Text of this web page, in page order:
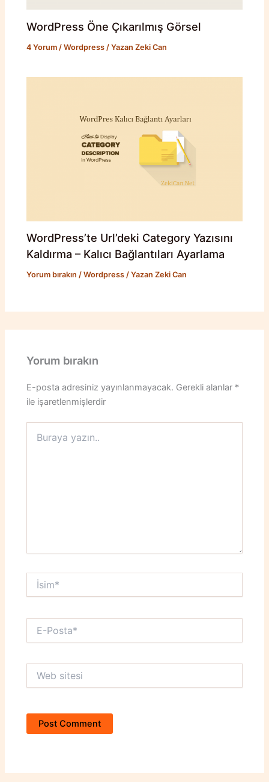
WordPress Öne Çıkarılmış Görsel
4 Yorum /Wordpress / Yazan Zeki Can
WordPress’te Url’deki Category Yazısını
Kaldırma – Kalıcı Bağlantıları Ayarlama
Yorum bırakın /Wordpress / Yazan Zeki Can
Yorum bırakın
E-posta adresiniz yayınlanmayacak. Gerekli alanlar *
ile işaretlenmişlerdir
yazın..
İsim*
Posta*
sitesi